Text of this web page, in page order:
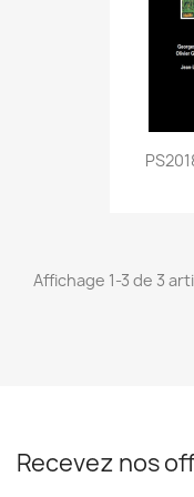
Affichage 1-3 de 3
Recevez nos